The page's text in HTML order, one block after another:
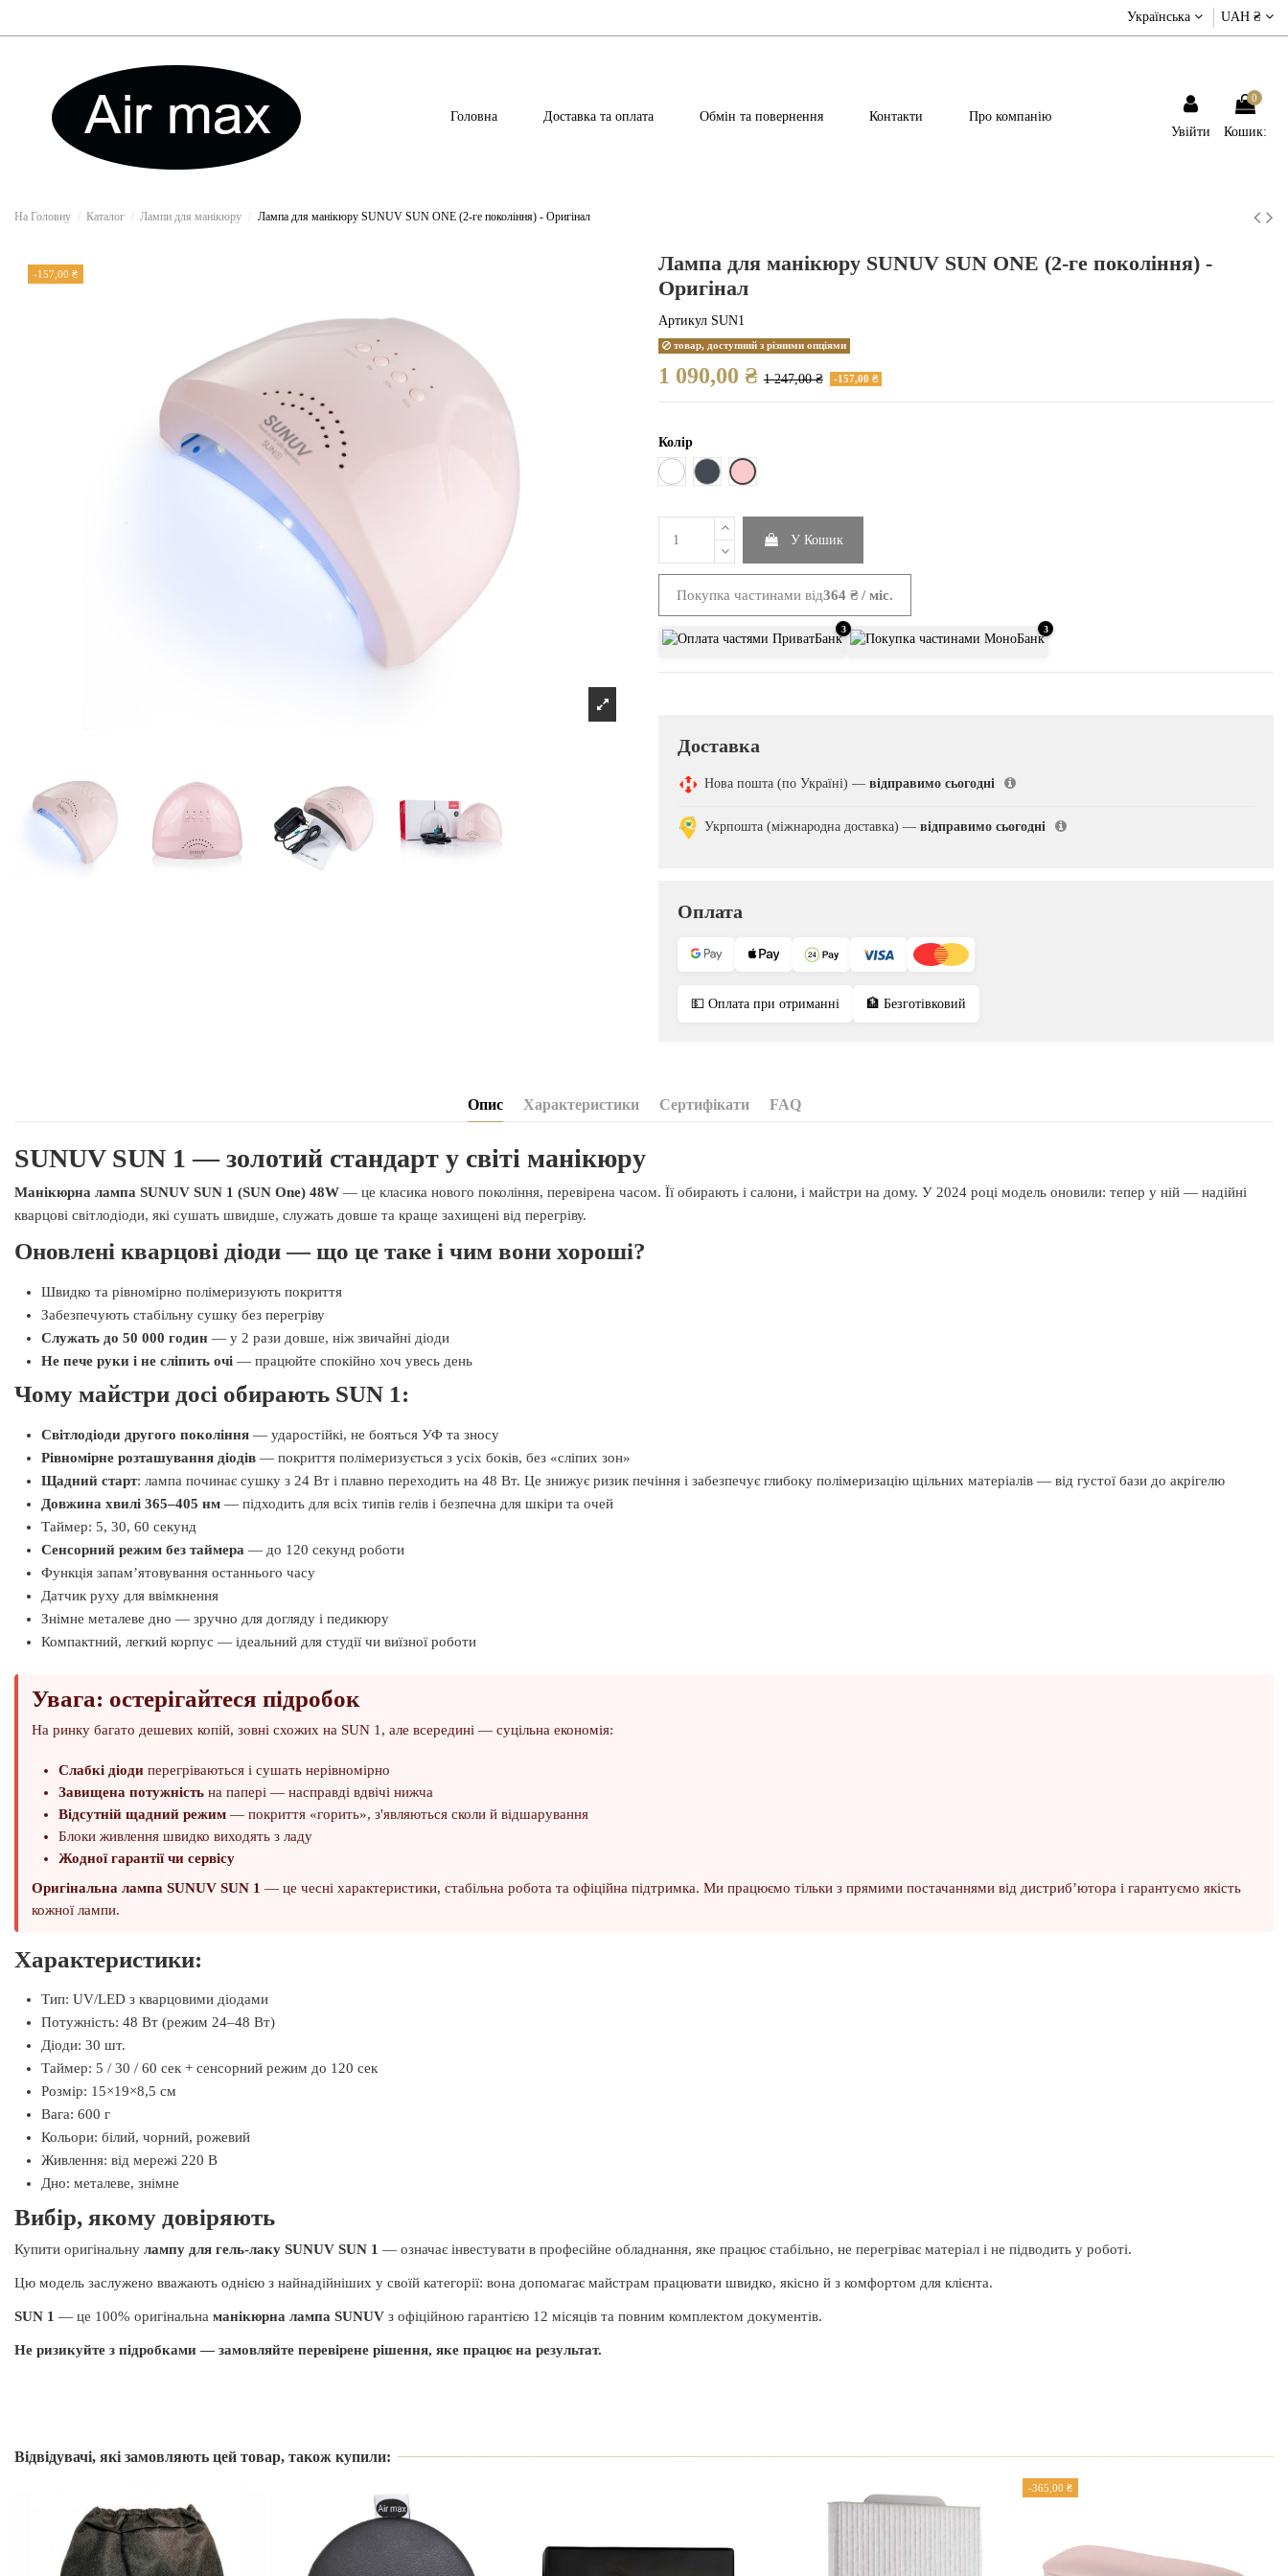
Українська UAH ₴
Головна Доставка та оплата Обмін та повернення Контакти
Про компанію
Увійти
0
Кошик:
На Головну Каталог Лампи для манікюру Лампа для манікюру SUNUV SUN ONE (2-ге покоління) - Оригінал
-157,00 ₴
Лампа для манікюру SUNUV SUN ONE (2-ге покоління) -
Оригінал
Артикул SUN1
товар, доступний з різними опціями
1 090,00 ₴ 1 247,00 ₴ -157,00 ₴
Колір
Білий
Чорний Рожевий
У Кошик
Покупка частинами від364 ₴ / міс.
3 3
Доставка
Нова пошта (по Україні) — відправимо сьогодні
Укрпошта (міжнародна доставка) — відправимо сьогодні
Оплата
💵 Оплата при отриманні 🏦 Безготівковий
Опис Характеристики Сертифікати FAQ
SUNUV SUN 1 — золотий стандарт у світі манікюру
Манікюрна лампа SUNUV SUN 1 (SUN One) 48W — це класика нового покоління, перевірена часом. Її обирають і салони, і майстри на дому. У 2024 році модель оновили: тепер у ній — надійні
кварцові світлодіоди, які сушать швидше, служать довше та краще захищені від перегріву.
Оновлені кварцові діоди — що це таке і чим вони хороші?
Швидко та рівномірно полімеризують покриття
Забезпечують стабільну сушку без перегріву
Служать до 50 000 годин — у 2 рази довше, ніж звичайні діоди
Не пече руки і не сліпить очі — працюйте спокійно хоч увесь день
Чому майстри досі обирають SUN 1:
Світлодіоди другого покоління — ударостійкі, не бояться УФ та зносу
Рівномірне розташування діодів — покриття полімеризується з усіх боків, без «сліпих зон»
Щадний старт: лампа починає сушку з 24 Вт і плавно переходить на 48 Вт. Це знижує ризик печіння і забезпечує глибоку полімеризацію щільних матеріалів — від густої бази до акрігелю
Довжина хвилі 365–405 нм — підходить для всіх типів гелів і безпечна для шкіри та очей
Таймер: 5, 30, 60 секунд
Сенсорний режим без таймера — до 120 секунд роботи
Функція запам’ятовування останнього часу
Датчик руху для ввімкнення
Знімне металеве дно — зручно для догляду і педикюру
Компактний, легкий корпус — ідеальний для студії чи виїзної роботи
Увага: остерігайтеся підробок
На ринку багато дешевих копій, зовні схожих на SUN 1, але всередині — суцільна економія:
Слабкі діоди перегріваються і сушать нерівномірно
Завищена потужність на папері — насправді вдвічі нижча
Відсутній щадний режим — покриття «горить», з'являються сколи й відшарування
Блоки живлення швидко виходять з ладу
Жодної гарантії чи сервісу
Оригінальна лампа SUNUV SUN 1 — це чесні характеристики, стабільна робота та офіційна підтримка. Ми працюємо тільки з прямими постачаннями від дистриб’ютора і гарантуємо якість
кожної лампи.
Характеристики:
Тип: UV/LED з кварцовими діодами
Потужність: 48 Вт (режим 24–48 Вт)
Діоди: 30 шт.
Таймер: 5 / 30 / 60 сек + сенсорний режим до 120 сек
Розмір: 15×19×8,5 см
Вага: 600 г
Кольори: білий, чорний, рожевий
Живлення: від мережі 220 В
Дно: металеве, знімне
Вибір, якому довіряють
Купити оригінальну лампу для гель-лаку SUNUV SUN 1 — означає інвестувати в професійне обладнання, яке працює стабільно, не перегріває матеріал і не підводить у роботі.
Цю модель заслужено вважають однією з найнадійніших у своїй категорії: вона допомагає майстрам працювати швидко, якісно й з комфортом для клієнта.
SUN 1 — це 100% оригінальна манікюрна лампа SUNUV з офіційною гарантією 12 місяців та повним комплектом документів.
Не ризикуйте з підробками — замовляйте перевірене рішення, яке працює на результат.
Країна виробник Китай
Потужність
Так, SUN 1 — офіційна модель бренду SUNUV. Ми отримуємо обладнання напряму від дистриб’ютора, тому кожна
Обидві моделі оснащені 30 діодами, але SUN 1 працює на повній потужності 48 Вт — це стабільне сушіння навіть при
високому навантаженні.
SUN 1 SE — полегшена версія зі зменшеною потужністю та компактним корпусом. Ідеально підходить для домашнього
використання та початківців.
Чим SUN 1 відрізняється від інших ламп серії?
Хоча всі лампи працюють у щадному режимі з потужністю до 48 Вт, між ними є конструктивні та функціональні
Відвідувачі, які замовляють цей товар, також купили:
-365,00 ₴